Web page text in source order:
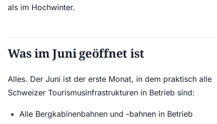
als im Hochwinter.
Was im Juni geöffnet ist
Alles. Der Juni ist der erste Monat, in dem praktisch alle
Schweizer Tourismusinfrastrukturen in Betrieb sind:
Alle Bergkabinenbahnen und -bahnen in Betrieb